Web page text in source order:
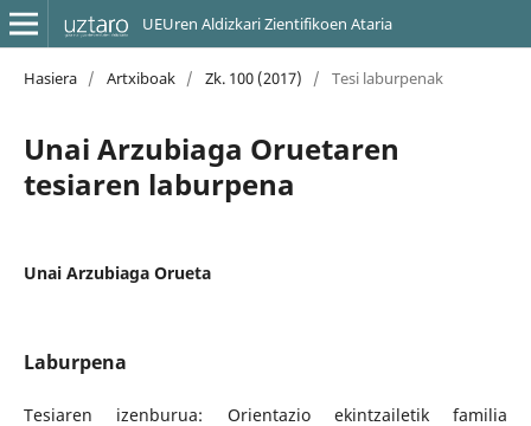
UEUren Aldizkari Zientifikoen Ataria
Hasiera / Artxiboak / Zk. 100 (2017) / Tesi laburpenak
Unai Arzubiaga Oruetaren
tesiaren laburpena
Unai Arzubiaga Orueta
Laburpena
Tesiaren izenburua: Orientazio ekintzailetik familia